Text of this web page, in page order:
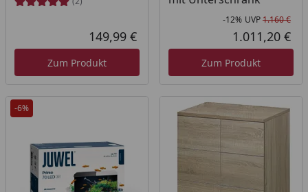
Aktueller Preis
149,99 €
Zum Produkt
-12% UVP1.160 €
1.011,20 €
Zum Produkt
-6%